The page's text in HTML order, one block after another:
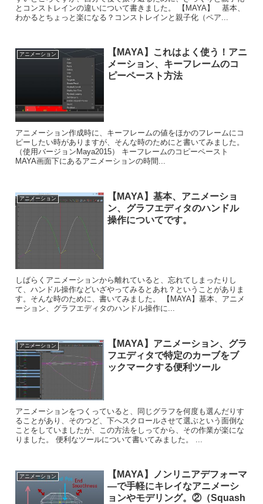
とコンストレインの違いについて書きました。 【MAYA】 基本、
わかるとちょっと楽になる？コンストレインと親子化（ペア...
アニメーション
【MAYA】これはよく使う！アニ
メーション、キーフレームのコ
ピーペースト方法
アニメーション作成時に、キーフレームの値をほかのフレームにコ
ピーしたい時がありますが、そんな時のためにと書いてみました。
（使用バージョンMaya2015） キーフレームのコピーペースト
MAYA画面下にあるアニメーションの時間...
アニメーション
【MAYA】基本、アニメーショ
ン、グラフエディタのハンドル
操作についてです。
しばらくアニメーションから離れていると、忘れてしまったりし
て、ハンドル操作などいざやってみるとあれ？ということがありま
す。そんな時のために、書いてみました。 【MAYA】基本、アニメ
ーション、グラフエディタのハンドル操作に...
アニメーション
【MAYA】アニメーション、グラ
フエディタで特定のカーブをブ
ックマークする便利ツール
アニメーションをつくっていると、同じグラフを何度も選んだりす
ることがあり、そのつど、下へスクロールさせて選ぶという面倒な
ことをしていましたが、この方法をしってから、その作業が楽にな
りました。 便利なツールについて書いてみました。 ...
アニメーション
【MAYA】ノンリニアデフォーマ
―で手軽にキレイなアニメーシ
ョンやモデリング。②（Squash